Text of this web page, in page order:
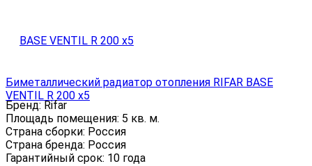
Биметаллический радиатор отопления RIFAR BASE
VENTIL R 200 x5
Бренд: Rifar
Площадь помещения: 5 кв. м.
Страна сборки: Россия
Страна бренда: Россия
Гарантийный срок: 10 года